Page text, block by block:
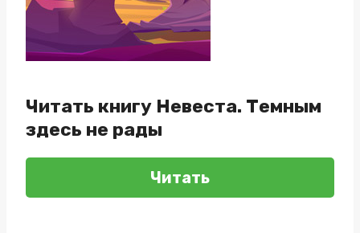
Читать книгу Невеста. Темным
здесь не рады
Читать